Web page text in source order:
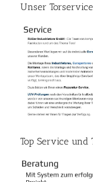
Unser
Top Service und